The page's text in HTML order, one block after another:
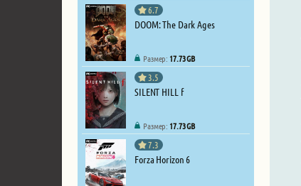
6.7
DOOM: The Dark Ages
Размер: 17.73 GB
3.5
SILENT HILL f
Размер: 17.73 GB
7.3
Forza Horizon 6